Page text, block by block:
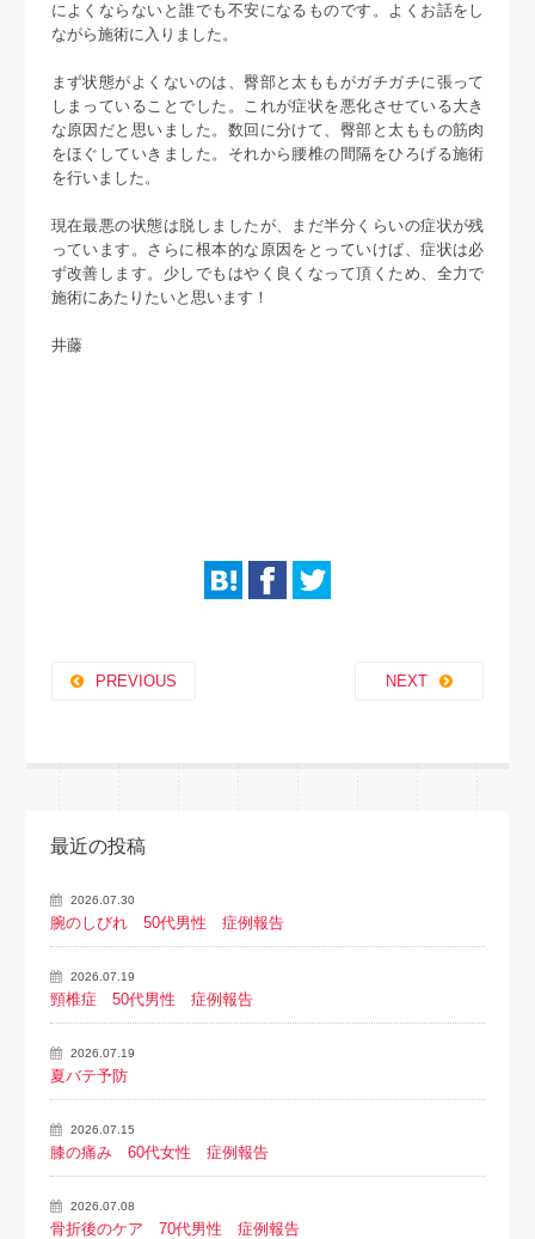
によくならないと誰でも不安になるものです。よくお話をし
ながら施術に入りました。
まず状態がよくないのは、臀部と太ももがガチガチに張って
しまっていることでした。これが症状を悪化させている大き
な原因だと思いました。数回に分けて、臀部と太ももの筋肉
をほぐしていきました。それから腰椎の間隔をひろげる施術
を行いました。
現在最悪の状態は脱しましたが、まだ半分くらいの症状が残
っています。さらに根本的な原因をとっていけば、症状は必
ず改善します。少しでもはやく良くなって頂くため、全力で
施術にあたりたいと思います！
井藤
PREVIOUS NEXT
最近の投稿
2026.07.30
腕のしびれ 50代男性 症例報告
2026.07.19
頸椎症 50代男性 症例報告
2026.07.19
夏バテ予防
2026.07.15
膝の痛み 60代女性 症例報告
2026.07.08
骨折後のケア 70代男性 症例報告